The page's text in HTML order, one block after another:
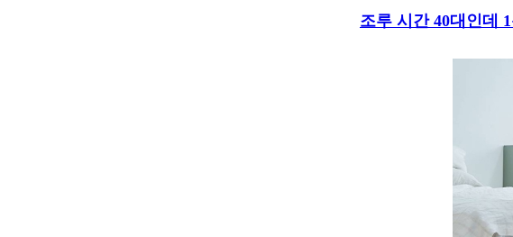
조루 시간 40대인데